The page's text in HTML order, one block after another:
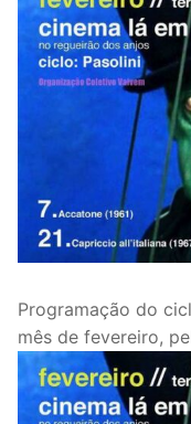
Programação do
mês de fevereiro,